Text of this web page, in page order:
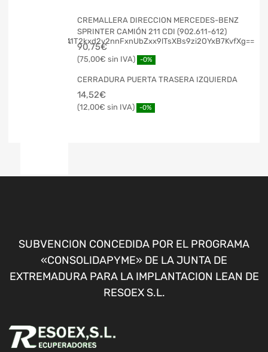
CREMALLERA DIRECCION MERCEDES-BENZ
SPRINTER CAMIÓN 211 CDI (902.611-612)
90,75€
75,00€ -0%
CERRADURA PUERTA TRASERA IZQUIERDA
14,52€
12,00€ -0%
SUBVENCION CONCEDIDA POR EL PROGRAMA
«CONSOLIDAPYME» DE LA JUNTA DE
EXTREMADURA PARA LA IMPLANTACION LEAN DE
RESOEX S.L.